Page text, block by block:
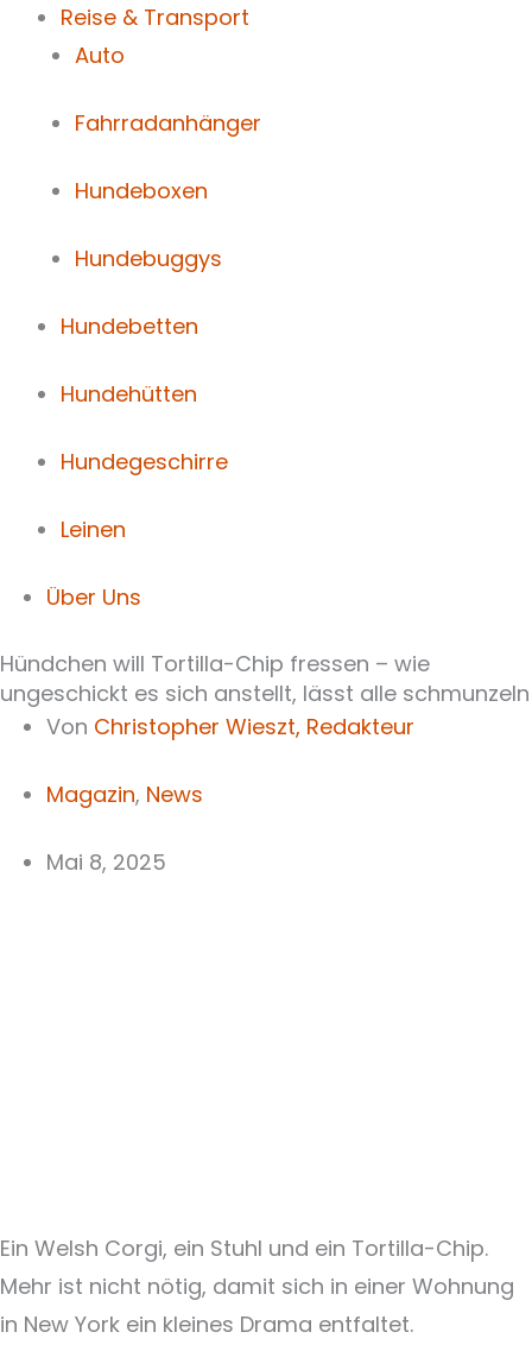
Reise & Transport
Auto
Fahrradanhänger
Hundeboxen
Hundebuggys
Hundebetten
Hundehütten
Hundegeschirre
Leinen
Über Uns
Hündchen will Tortilla-Chip fressen – wie
ungeschickt es sich anstellt, lässt alle schmunzeln
Von Christopher Wieszt, Redakteur
Magazin, News
Mai 8, 2025
Ein Welsh Corgi, ein Stuhl und ein Tortilla-Chip.
Mehr ist nicht nötig, damit sich in einer Wohnung
in New York ein kleines Drama entfaltet.